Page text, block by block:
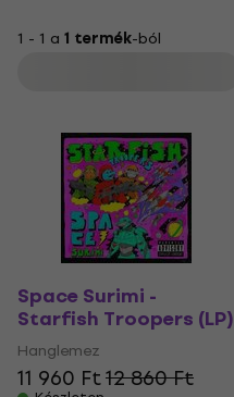
1 - 1 a 1 termék-ból
Space Surimi -
Starfish Troopers (LP)
Hanglemez
11 960 Ft12 860 Ft